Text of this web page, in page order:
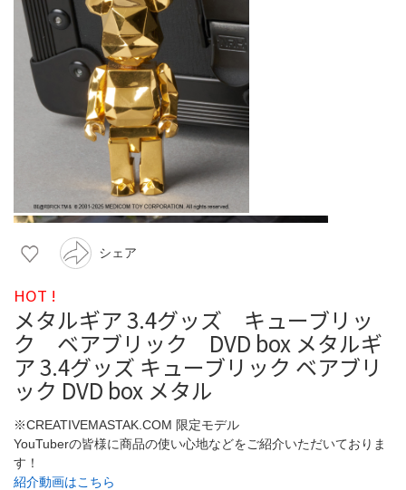
シェア
HOT !
メタルギア 3.4グッズ キューブリッ
ク ベアブリック DVD box メタルギ
ア 3.4グッズ キューブリック ベアブリ
ック DVD box メタル
※CREATIVEMASTAK.COM 限定モデル
YouTuberの皆様に商品の使い心地などをご紹介いただいておりま
す！
紹介動画はこちら